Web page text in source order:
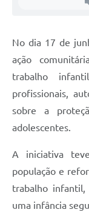
No dia 17 de
ação
trabalho
profissionais,
sobre a
adolescentes.
A iniciativa
população e
trabalho infantil,
uma infância